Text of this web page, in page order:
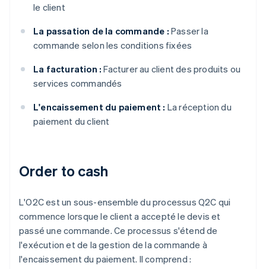
le client
La passation de la commande : Passer la
commande selon les conditions fixées
La facturation : Facturer au client des produits ou
services commandés
L'encaissement du paiement : La réception du
paiement du client
Order to cash
L'O2C est un sous-ensemble du processus Q2C qui
commence lorsque le client a accepté le devis et
passé une commande. Ce processus s'étend de
l'exécution et de la gestion de la commande à
l'encaissement du paiement. Il comprend :